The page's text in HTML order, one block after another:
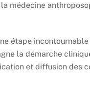
médecine
étape
la démarche
et diffusion des